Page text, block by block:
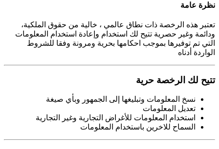
نظرة عامة
تعتبر هذه الرخصة ذات نطاق عالمي ، خالية من حقوق الملكية،
ودائمة وغير حصرية تتيح لك استخدام وإعادة استخدام المعلومات
التي تم توفيرها بموجب احكامها بحرية ومرونة وفقا للشروط
الواردة أدناه
تتيح لك الرخصة حرية
نسخ المعلومات وتبليغها إلى الجمهور وبأي صيغة
تعديل المعلومات
استخدام المعلومات للأغراض التجارية وغير التجارية
السماح للاخرين باستخدام المعلومات